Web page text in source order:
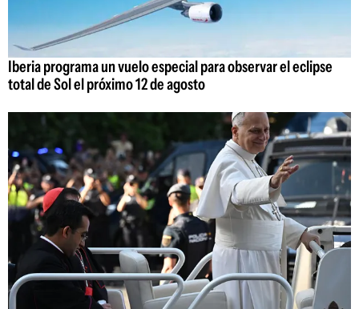
Iberia programa un vuelo especial para observar el eclipse
total de Sol el próximo 12 de agosto